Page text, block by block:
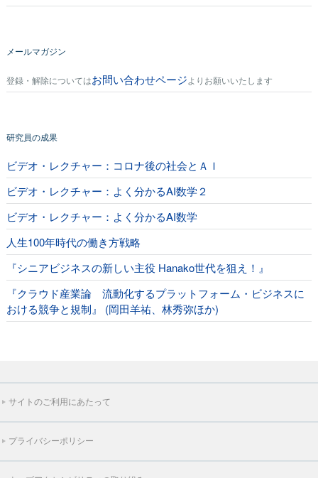
メールマガジン
登録・解除についてはお問い合わせページよりお願いいたします
研究員の成果
ビデオ・レクチャー：コロナ後の社会とＡＩ
ビデオ・レクチャー：よく分かるAI数学２
ビデオ・レクチャー：よく分かるAI数学
人生100年時代の働き方戦略
『シニアビジネスの新しい主役 Hanako世代を狙え！』
『クラウド産業論 流動化するプラットフォーム・ビジネスに
おける競争と規制』 (岡田羊祐、林秀弥ほか)
サイトのご利用にあたって
プライバシーポリシー